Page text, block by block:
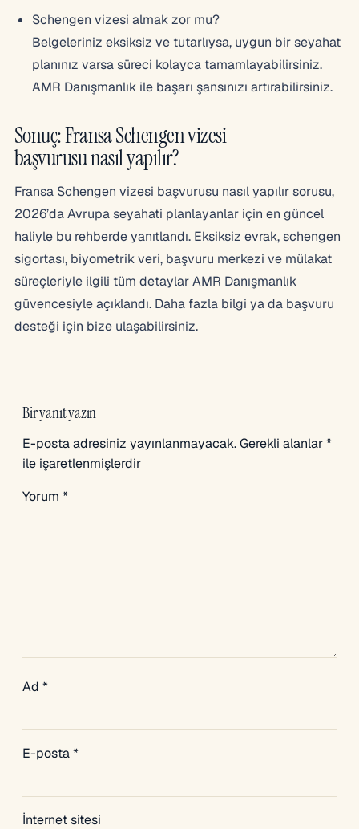
Schengen vizesi almak zor mu?
Belgeleriniz eksiksiz ve tutarlıysa, uygun bir seyahat
planınız varsa süreci kolayca tamamlayabilirsiniz.
AMR Danışmanlık ile başarı şansınızı artırabilirsiniz.
Sonuç: Fransa Schengen vizesi
başvurusu nasıl yapılır?
Fransa Schengen vizesi başvurusu nasıl yapılır sorusu,
2026’da Avrupa seyahati planlayanlar için en güncel
haliyle bu rehberde yanıtlandı. Eksiksiz evrak, schengen
sigortası, biyometrik veri, başvuru merkezi ve mülakat
süreçleriyle ilgili tüm detaylar AMR Danışmanlık
güvencesiyle açıklandı. Daha fazla bilgi ya da başvuru
desteği için bize ulaşabilirsiniz.
Bir yanıt yazın
E-posta adresiniz yayınlanmayacak.Gerekli alanlar*
ile işaretlenmişlerdir
Yorum *
Ad *
E-posta*
İnternet sitesi